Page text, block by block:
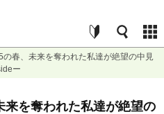
の春、未来を奪われた私達が絶望の中見
ー
来を奪われた私達が絶望の